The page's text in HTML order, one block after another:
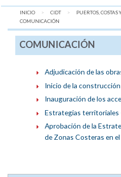
INICIO CIDT PUERTOS, COSTAS Y
AQUÍ:
COMUNICACIÓN
COMUNICACIÓN
Adjudicación de las
Inicio de la construcción
Inauguración de los
Estrategias territoriales
Aprobación de la
de Zonas Costeras en